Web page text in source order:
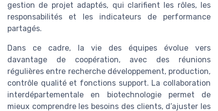
gestion de projet adaptés, qui clarifient les rôles, les
responsabilités et les indicateurs de performance
partagés.
Dans ce cadre, la vie des équipes évolue vers
davantage de coopération, avec des réunions
régulières entre recherche développement, production,
contrôle qualité et fonctions support. La collaboration
interdépartementale en biotechnologie permet de
mieux comprendre les besoins des clients, d’ajuster les